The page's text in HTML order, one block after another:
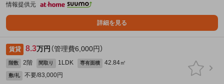
情報提供元
詳細を見る
賃貸 8.3万円 （管理費6,000円）
階数 2階 間取り 1LDK 専有面積 42.84㎡
敷/礼
不要/83,000円